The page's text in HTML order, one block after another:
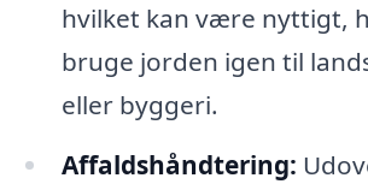
hvilket kan være nyttigt,
bruge jorden igen til
eller byggeri.
Affaldshåndtering: